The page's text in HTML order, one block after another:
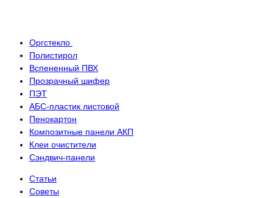
Оргстекло
Полистирол
Вспененный ПВХ
Прозрачный шифер
ПЭТ
АБС-пластик листовой
Пенокартон
Композитные панели АКП
Клеи очистители
Сэндвич-панели
Статьи
Советы